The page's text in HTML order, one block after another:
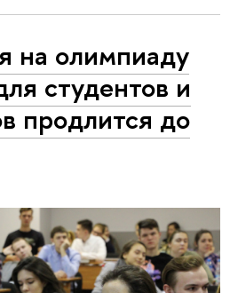
на олимпиаду
студентов и
продлится до